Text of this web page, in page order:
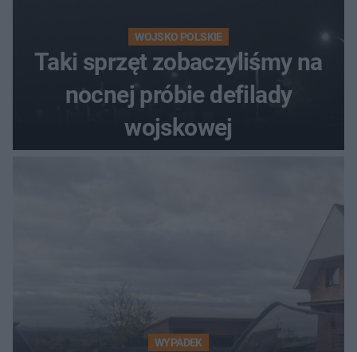
WOJSKO POLSKIE
Taki sprzęt zobaczyliśmy na
nocnej próbie defilady
wojskowej
WYPADEK